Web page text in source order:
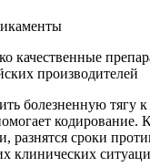
качественные
производителей
болезненную тягу
кодирование.
разнятся сроки
клинических